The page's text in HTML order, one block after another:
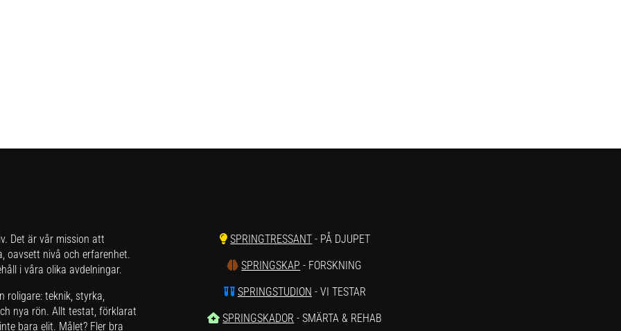
Det är vår mission att
oavsett nivå och erfarenhet.
i våra olika avdelningar.
roligare: teknik, styrka,
nya rön. Allt testat, förklarat
bara elit. Målet? Fler bra
SPRINGTRESSANT - PÅ DJUPET
SPRINGSKAP - FORSKNING
SPRINGSTUDION - VI TESTAR
SPRINGSKADOR - SMÄRTA & REHAB